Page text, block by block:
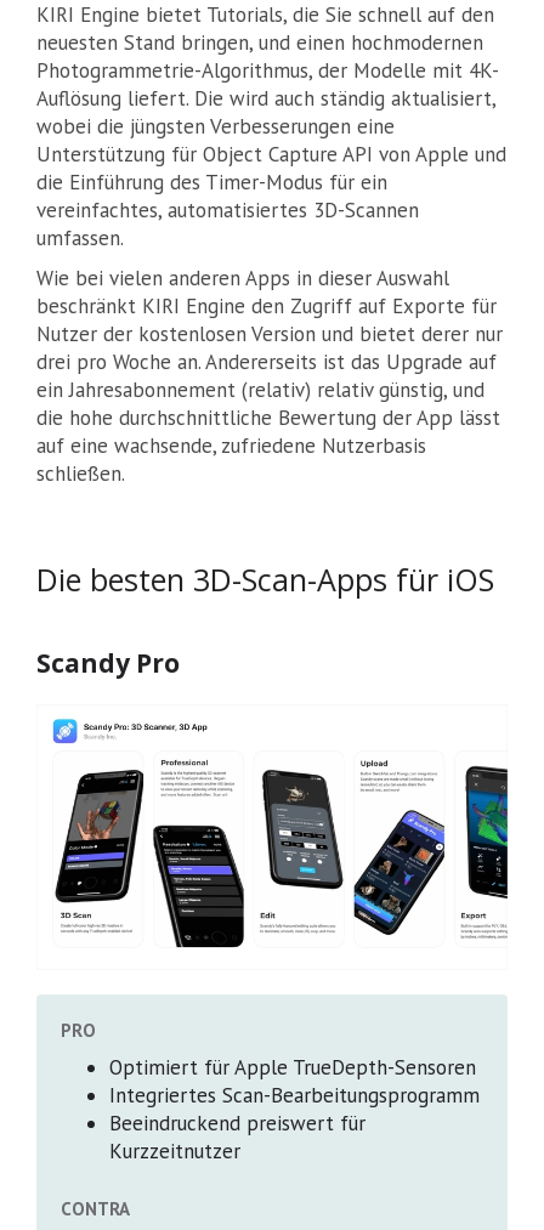
KIRI Engine bietet Tutorials, die Sie schnell auf den
neuesten Stand bringen, und einen hochmodernen
Photogrammetrie-Algorithmus, der Modelle mit 4K-
Auflösung liefert. Die wird auch ständig aktualisiert,
wobei die jüngsten Verbesserungen eine
Unterstützung für Object Capture API von Apple und
die Einführung des Timer-Modus für ein
vereinfachtes, automatisiertes 3D-Scannen
umfassen.
Wie bei vielen anderen Apps in dieser Auswahl
beschränkt KIRI Engine den Zugriff auf Exporte für
Nutzer der kostenlosen Version und bietet derer nur
drei pro Woche an. Andererseits ist das Upgrade auf
ein Jahresabonnement (relativ) relativ günstig, und
die hohe durchschnittliche Bewertung der App lässt
auf eine wachsende, zufriedene Nutzerbasis
schließen.
Die besten 3D-Scan-Apps für iOS
Scandy Pro
PRO
Optimiert für Apple TrueDepth-Sensoren
Integriertes Scan-Bearbeitungsprogramm
Beeindruckend preiswert für
Kurzzeitnutzer
CONTRA